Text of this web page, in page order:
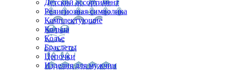
Детский ассортимент
Религиозная символика
Комплектующие
Кольца
Колье
Браслеты
Цепочки
Изделия для мужчин